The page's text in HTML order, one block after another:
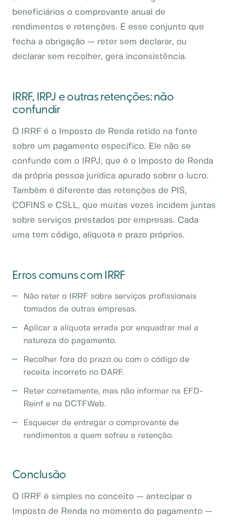
beneficiários o comprovante anual de
rendimentos e retenções. É esse conjunto que
fecha a obrigação — reter sem declarar, ou
declarar sem recolher, gera inconsistência.
IRRF, IRPJ e outras retenções: não
confundir
O IRRF é o Imposto de Renda retido na fonte
sobre um pagamento específico. Ele não se
confunde com o IRPJ, que é o Imposto de Renda
da própria pessoa jurídica apurado sobre o lucro.
Também é diferente das retenções de PIS,
COFINS e CSLL, que muitas vezes incidem juntas
sobre serviços prestados por empresas. Cada
uma tem código, alíquota e prazo próprios.
Erros comuns com IRRF
Não reter o IRRF sobre serviços profissionais
tomados de outras empresas.
Aplicar a alíquota errada por enquadrar mal a
natureza do pagamento.
Recolher fora do prazo ou com o código de
receita incorreto no DARF.
Reter corretamente, mas não informar na EFD-
Reinf e na DCTFWeb.
Esquecer de entregar o comprovante de
rendimentos a quem sofreu a retenção.
Conclusão
O IRRF é simples no conceito — antecipar o
Imposto de Renda no momento do pagamento —